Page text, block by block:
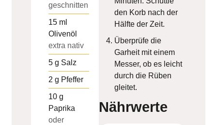
geschnitten
15 ml
Olivenöl
extra nativ
5 g Salz
2 g Pfeffer
10 g
Paprika
oder
den Korb nach der
Hälfte der Zeit.
Überprüfe die
Garheit mit einem
Messer, ob es leicht
durch die Rüben
gleitet.
Nährwerte